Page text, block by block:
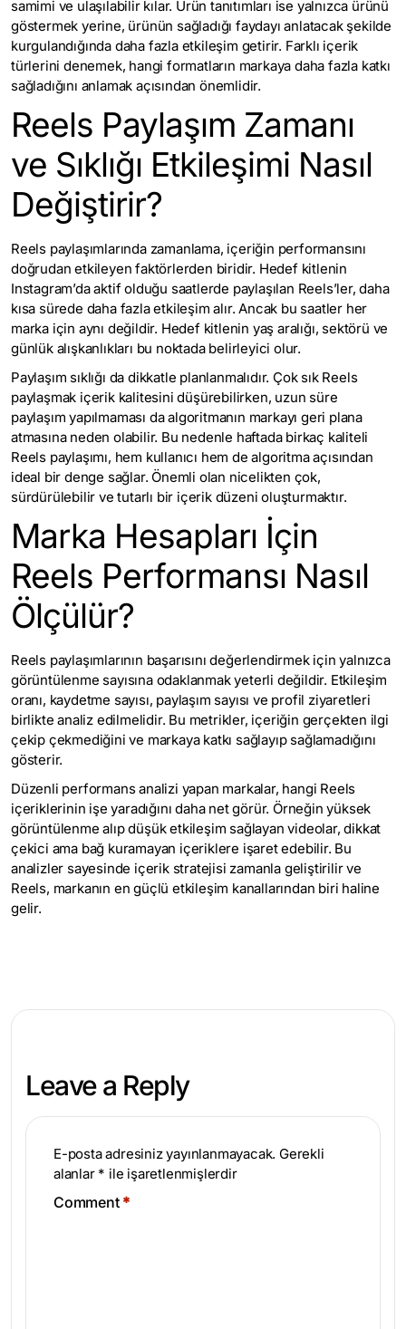
samimi ve ulaşılabilir kılar. Ürün tanıtımları ise yalnızca ürünü
göstermek yerine, ürünün sağladığı faydayı anlatacak şekilde
kurgulandığında daha fazla etkileşim getirir. Farklı içerik
türlerini denemek, hangi formatların markaya daha fazla katkı
sağladığını anlamak açısından önemlidir.
Reels Paylaşım Zamanı
ve Sıklığı Etkileşimi Nasıl
Değiştirir?
Reels paylaşımlarında zamanlama, içeriğin performansını
doğrudan etkileyen faktörlerden biridir. Hedef kitlenin
Instagram’da aktif olduğu saatlerde paylaşılan Reels’ler, daha
kısa sürede daha fazla etkileşim alır. Ancak bu saatler her
marka için aynı değildir. Hedef kitlenin yaş aralığı, sektörü ve
günlük alışkanlıkları bu noktada belirleyici olur.
Paylaşım sıklığı da dikkatle planlanmalıdır. Çok sık Reels
paylaşmak içerik kalitesini düşürebilirken, uzun süre
paylaşım yapılmaması da algoritmanın markayı geri plana
atmasına neden olabilir. Bu nedenle haftada birkaç kaliteli
Reels paylaşımı, hem kullanıcı hem de algoritma açısından
ideal bir denge sağlar. Önemli olan nicelikten çok,
sürdürülebilir ve tutarlı bir içerik düzeni oluşturmaktır.
Marka Hesapları İçin
Reels Performansı Nasıl
Ölçülür?
Reels paylaşımlarının başarısını değerlendirmek için yalnızca
görüntülenme sayısına odaklanmak yeterli değildir. Etkileşim
oranı, kaydetme sayısı, paylaşım sayısı ve profil ziyaretleri
birlikte analiz edilmelidir. Bu metrikler, içeriğin gerçekten ilgi
çekip çekmediğini ve markaya katkı sağlayıp sağlamadığını
gösterir.
Düzenli performans analizi yapan markalar, hangi Reels
içeriklerinin işe yaradığını daha net görür. Örneğin yüksek
görüntülenme alıp düşük etkileşim sağlayan videolar, dikkat
çekici ama bağ kuramayan içeriklere işaret edebilir. Bu
analizler sayesinde içerik stratejisi zamanla geliştirilir ve
Reels, markanın en güçlü etkileşim kanallarından biri haline
gelir.
Leave a Reply
E-posta adresiniz yayınlanmayacak. Gerekli
alanlar * ile işaretlenmişlerdir
Comment *